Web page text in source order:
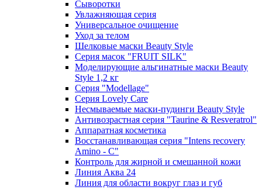
Сыворотки
Увлажняющая серия
Универсальное очищение
Уход за телом
Шелковые маски Beauty Style
Серия масок "FRUIT SILK"
Моделирующие альгинатные маски Beauty
Style 1,2 кг
Серия "Modellage"
Cерия Lovely Care
Несмываемые маски-пудинги Beauty Style
Антивозрастная серия "Taurine & Resveratrol"
Аппаратная косметика
Восстанавливающая серия "Intens recovery
Amino - C"
Контроль для жирной и смешанной кожи
Линия Аква 24
Линия для области вокруг глаз и губ